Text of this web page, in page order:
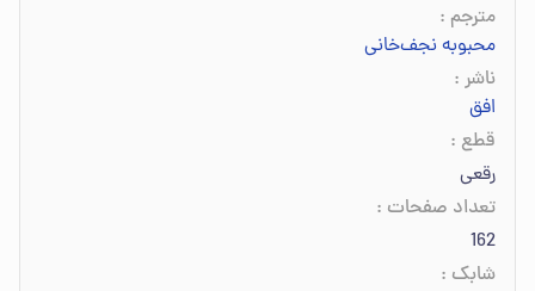
مترجم :
محبوبه نجف‌خانی
ناشر :
افق
قطع :
رقعی
تعداد صفحات :
162
شابک :